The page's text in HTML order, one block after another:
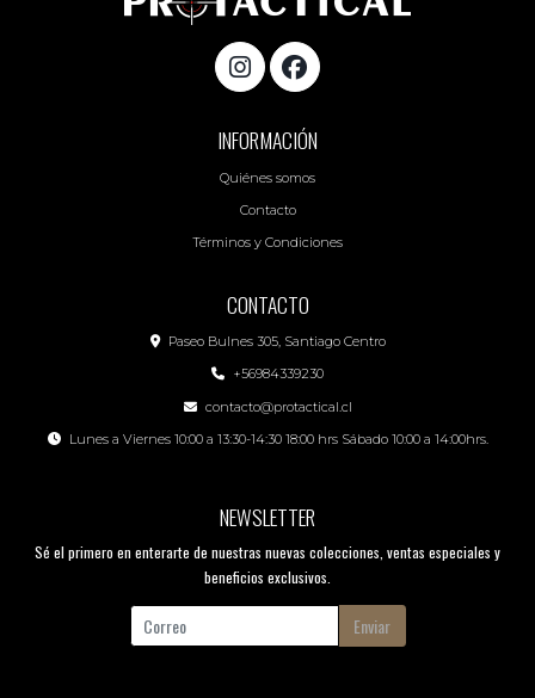
INFORMACIÓN
Quiénes somos
Contacto
Términos y Condiciones
CONTACTO
Paseo Bulnes 305, Santiago Centro
+56984339230
contacto@protactical.cl
Lunes a Viernes 10:00 a 13:30-14:30 18:00 hrs Sábado 10:00 a 14:00hrs.
NEWSLETTER
Sé el primero en enterarte de nuestras nuevas colecciones, ventas especiales y
beneficios exclusivos.
Enviar